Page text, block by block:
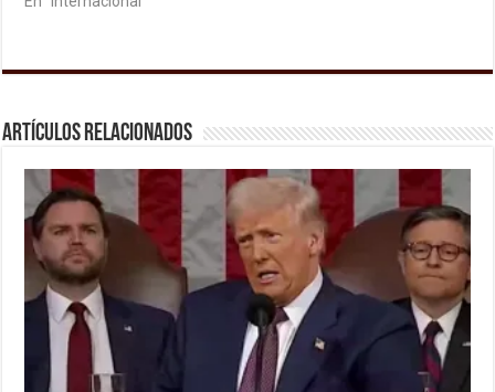
Artículos relacionados